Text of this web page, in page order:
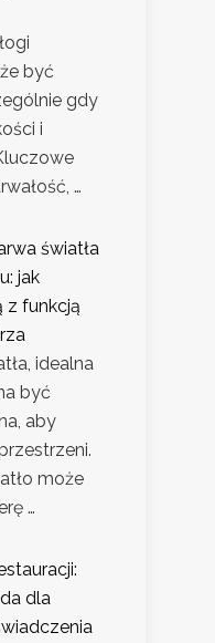
być
gdy
i
…
światła
jak
z funkcją
idealna
być
aby
może
…
dla